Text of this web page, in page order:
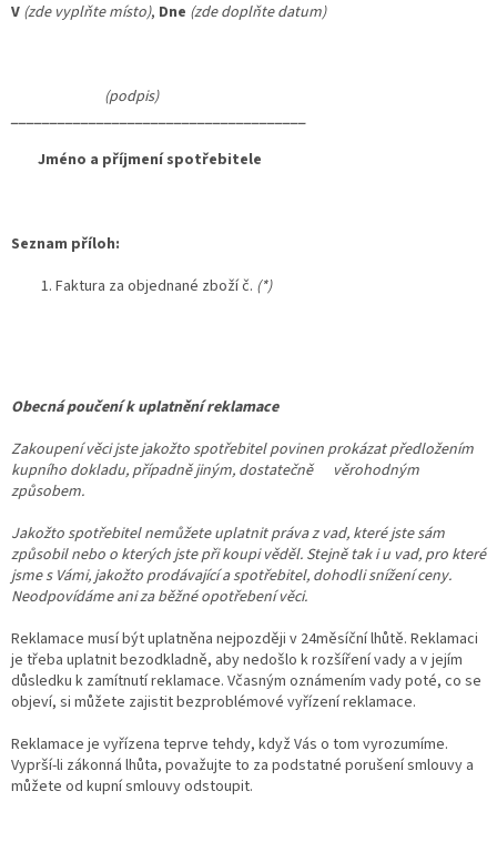
V (zde vyplňte místo), Dne (zde doplňte datum)
(podpis)
______________________________________
Jméno a příjmení spotřebitele
Seznam příloh:
Faktura za objednané zboží č. (*)
Obecná poučení k uplatnění reklamace
Zakoupení věci jste jakožto spotřebitel povinen prokázat předložením
kupního dokladu, případně jiným, dostatečně
věrohodným
způsobem.
Jakožto spotřebitel nemůžete uplatnit práva z vad, které jste sám
způsobil nebo o kterých jste při koupi věděl. Stejně tak i u vad, pro které
jsme s Vámi, jakožto prodávající a spotřebitel, dohodli snížení ceny.
Neodpovídáme ani za běžné opotřebení věci.
Reklamace musí být uplatněna nejpozději v 24měsíční lhůtě. Reklamaci
je třeba uplatnit bezodkladně, aby nedošlo k rozšíření vady a v jejím
důsledku k zamítnutí reklamace. Včasným oznámením vady poté, co se
objeví, si můžete zajistit bezproblémové vyřízení reklamace.
Reklamace je vyřízena teprve tehdy, když Vás o tom vyrozumíme.
Vyprší-li zákonná lhůta, považujte to za podstatné porušení smlouvy a
můžete od kupní smlouvy odstoupit.